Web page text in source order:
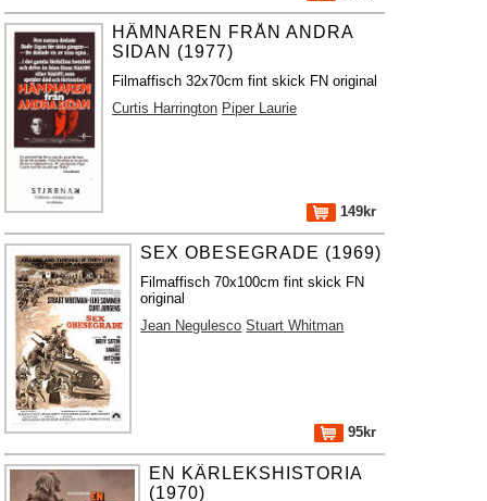
HÄMNAREN FRÅN ANDRA
SIDAN (1977)
Filmaffisch 32x70cm fint skick FN original
Curtis Harrington Piper Laurie
149kr
SEX OBESEGRADE (1969)
Filmaffisch 70x100cm fint skick FN
original
Jean Negulesco Stuart Whitman
95kr
EN KÄRLEKSHISTORIA
(1970)